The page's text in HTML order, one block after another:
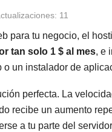
11
para tu negocio, el
tan solo 1 $ al mes, e
un instalador de
perfecta. La
recibe un aumento
a tu parte del